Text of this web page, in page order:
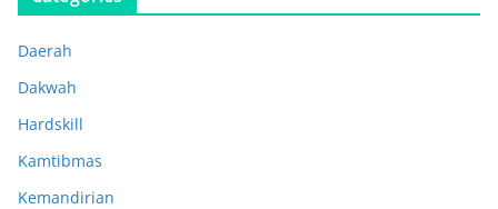
Daerah
Dakwah
Hardskill
Kamtibmas
Kemandirian